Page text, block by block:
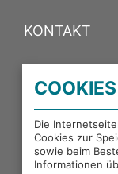
KONTAKT
PORTALE
EXTERNE
COOKIES
Die
Cookies zur
sowie beim
Informationen